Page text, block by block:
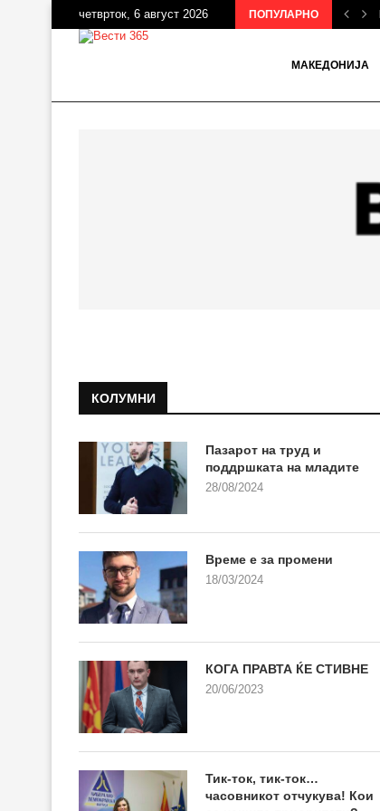
четврток, 6 август 2026 ПОПУЛАРНО
МАКЕДОНИЈА
КОЛУМНИ
Пазарот на труд и
поддршката на младите
28/08/2024
Време е за промени
18/03/2024
КОГА ПРАВТА ЌЕ СТИВНЕ
20/06/2023
Тик-ток, тик-ток…
часовникот отчукува! Кои